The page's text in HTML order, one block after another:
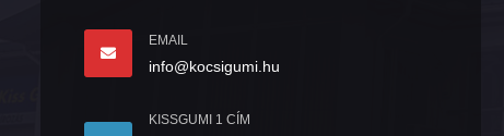
EMAIL
info@kocsigumi.hu
KISSGUMI 1 CÍM